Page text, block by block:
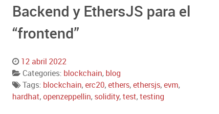
Backend y EthersJS para el
“frontend”
12 abril 2022
Categories: blockchain, blog
Tags: blockchain,erc20,ethers,ethersjs,evm,
hardhat,openzeppellin, solidity,test,testing